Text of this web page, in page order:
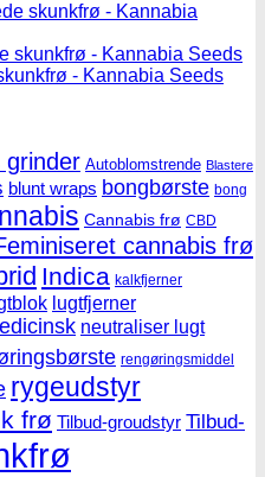
skunkfrø - Kannabia
- Kannabia Seeds
grinder Autoblomstrende Blastere
blunt wraps bongbørste bong
Cannabis frø CBD
cannabis frø
Indica kalkfjerner
lugtfjerner
neutraliser lugt
rengøringsmiddel
rygeudstyr
frø Tilbud-groudstyr Tilbud-